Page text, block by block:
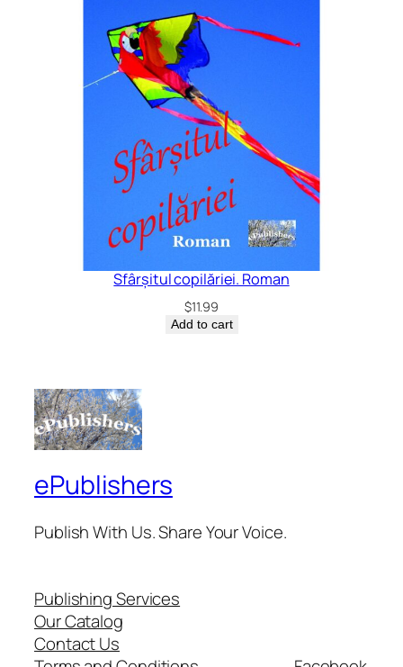
Sfârșitul copilăriei. Roman
$11.99
Add to cart
ePublishers
Publish With Us. Share Your Voice.
Publishing Services
Our Catalog
Contact Us